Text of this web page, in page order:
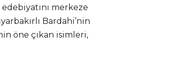
edebiyatını merkeze
Bardahi’nin
öne çıkan isimleri,